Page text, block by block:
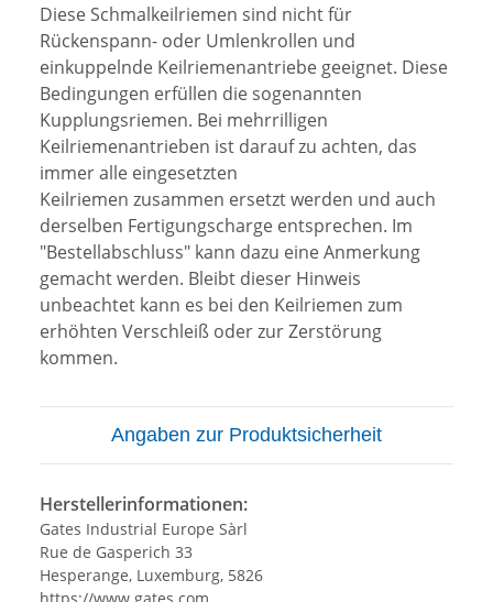
Diese Schmalkeilriemen sind nicht für
Rückenspann- oder Umlenkrollen und
einkuppelnde Keilriemenantriebe geeignet. Diese
Bedingungen erfüllen die sogenannten
Kupplungsriemen. Bei mehrrilligen
Keilriemenantrieben ist darauf zu achten, das
immer alle eingesetzten
Keilriemen zusammen ersetzt werden und auch
derselben Fertigungscharge entsprechen. Im
"Bestellabschluss" kann dazu eine Anmerkung
gemacht werden. Bleibt dieser Hinweis
unbeachtet kann es bei den Keilriemen zum
erhöhten Verschleiß oder zur Zerstörung
kommen.
Angaben zur Produktsicherheit
Herstellerinformationen:
Gates Industrial Europe Sàrl
Rue de Gasperich 33
Hesperange, Luxemburg, 5826